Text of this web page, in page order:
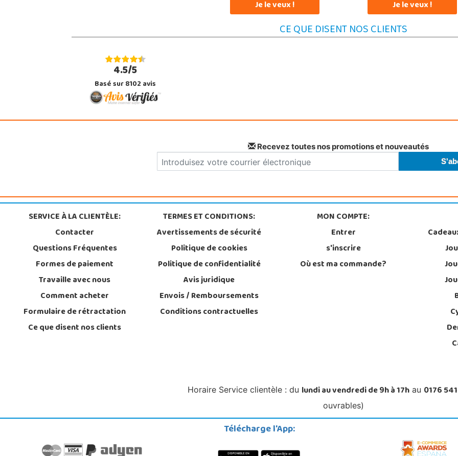
Je le veux ! Je le veux !
CE QUE DISENT NOS CLIENTS
4.5/5
Basé sur 8102 avis
Recevez toutes nos promotions et nouveautés
SERVICE À LA CLIENTÈLE:
Contacter
Questions Fréquentes
Formes de paiement
Travaille avec nous
Comment acheter
Formulaire de rétractation
Ce que disent nos clients
TERMES ET CONDITIONS:
Avertissements de sécurité
Politique de cookies
Politique de confidentialité
Avis juridique
Envois / Remboursements
Conditions contractuelles
MON COMPTE:
Entrer
s'inscrire
Où est ma commande?
Horaire Service clientèle : du lundi au vendredi de 9h à 17h au 0176
ouvrables)
Télécharge l'App: